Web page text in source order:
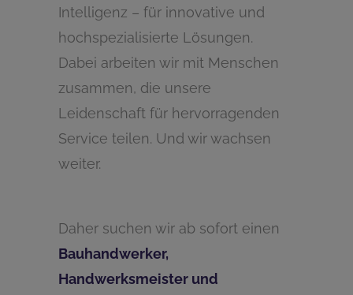
Intelligenz – für innovative und
hochspezialisierte Lösungen.
Dabei arbeiten wir mit Menschen
zusammen, die unsere
Leidenschaft für hervorragenden
Service teilen. Und wir wachsen
weiter.
Daher suchen wir ab sofort einen
Bauhandwerker,
Handwerksmeister und